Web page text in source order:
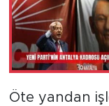
Öte yandan